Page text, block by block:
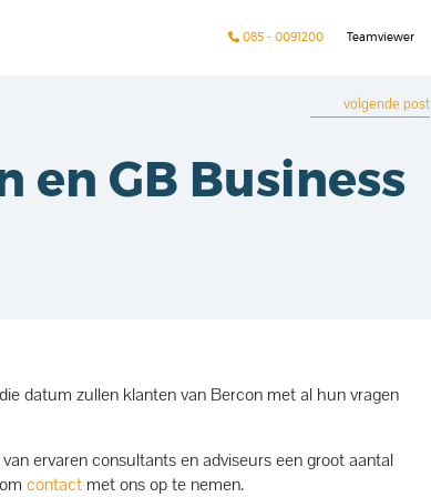
085 - 0091200 Teamviewer
volgende post
en GB Business
datum zullen klanten van Bercon met al hun vragen
ervaren consultants en adviseurs een groot aantal
contact met ons op te nemen.